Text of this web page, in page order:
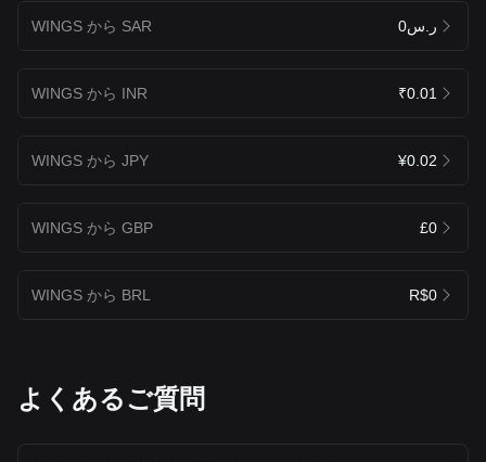
WINGS から SAR ر.س0
WINGS から INR ₹0.01
WINGS から JPY ¥0.02
WINGS から GBP £0
WINGS から BRL R$0
よくあるご質問